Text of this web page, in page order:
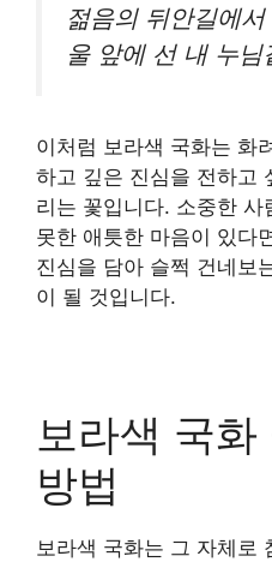
젊음의 뒤안길에
울 앞에 선 내 누
이처럼 보라색 국화는 화
하고 깊은 진심을 전하고
리는 꽃입니다. 소중한 사
못한 애틋한 마음이 있다
진심을 담아 슬쩍 건네보
이 될 것입니다.
보라색 국
방법
보라색 국화는 그 자체로